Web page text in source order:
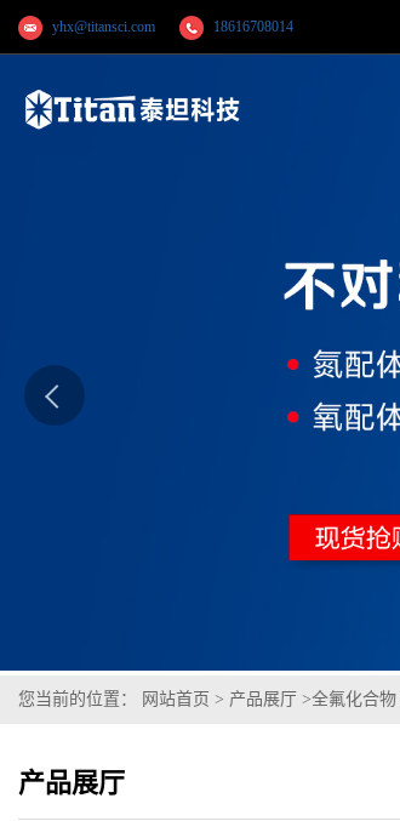
yhx@titansci.com 18616708014
您当前的位置： 网站首页 > 产品展厅 >全氟化合物
产品展厅